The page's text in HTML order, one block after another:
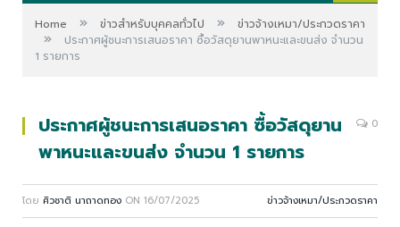
Home » ข่าวสำหรับบุคคลทั่วไป » ข่าวจ้างเหมา/ประกวดราคา
»
ประกาศผู้ชนะการเสนอราคา ซื้อวัสดุยานพาหนะและขนส่ง จำนวน
1 รายการ
ประกาศผู้ชนะการเสนอราคา ซื้อวัสดุยาน
พาหนะและขนส่ง จำนวน 1 รายการ
0
โดย ศิวชาติ นาถาดทอง ON 16/07/2025 ข่าวจ้างเหมา/ประกวดราคา